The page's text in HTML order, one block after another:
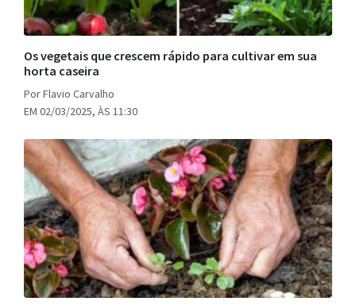
Os vegetais que crescem rápido para cultivar em sua
horta caseira
Por Flavio Carvalho
EM 02/03/2025, ÀS 11:30